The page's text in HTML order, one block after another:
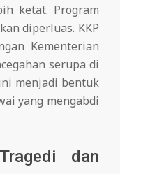
ketat. Program
diperluas. KKP
Kementerian
serupa di
menjadi bentuk
yang mengabdi
dan